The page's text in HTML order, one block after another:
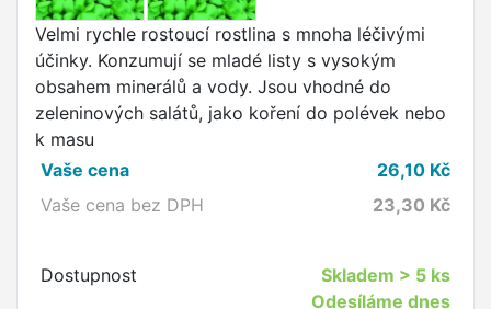
Velmi rychle rostoucí rostlina s mnoha léčivými
účinky. Konzumují se mladé listy s vysokým
obsahem minerálů a vody. Jsou vhodné do
zeleninových salátů, jako koření do polévek nebo
k masu
Vaše cena
26,10 Kč
Vaše cena bez DPH
23,30 Kč
Dostupnost Skladem > 5 ks
Odesíláme dnes